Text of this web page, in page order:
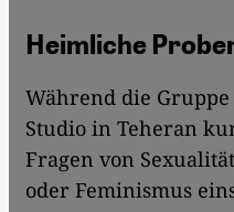
Heimliche
Während die
Studio in Teheran
Fragen von
oder Feminismus